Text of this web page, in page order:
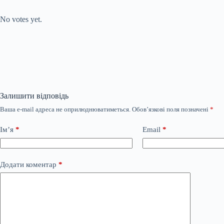
No votes yet.
Залишити відповідь
Ваша e-mail адреса не оприлюднюватиметься. Обов’язкові поля позначені *
Ім’я * Email *
Додати коментар *